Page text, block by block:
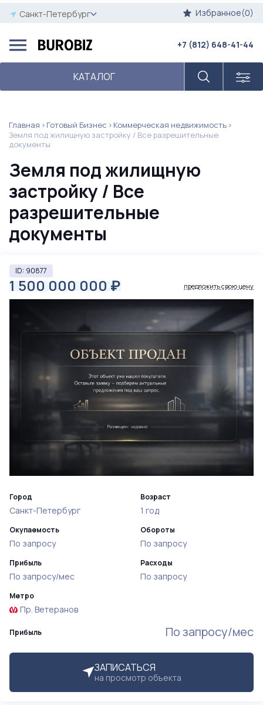
Санкт-Петербург Избранное(0)
КАТАЛОГ
+7 (812) 648-41-44
Главная Готовый Бизнес
Коммерческая недвижимость
Земля под жилищную застройку / Все разрешительные
документы
Земля под жилищную
застройку / Все
разрешительные
документы
ID: 90877
1 500 000 000 ₽ предложить свою цену
Прибыль По запросу/мес
ЗАПИСАТЬСЯ
на просмотр объекта
Город
Санкт-Петербург
Окупаемость
По запросу
Прибыль
По запросу/мес
Возраст
1 год
Обороты
По запросу
Расходы
По запросу
Метро
Пр. Ветеранов